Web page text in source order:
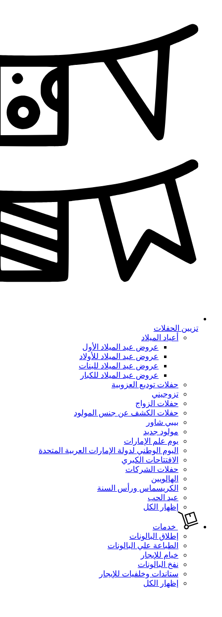
تزيين الحفلات
أعياد الميلاد
عروض عيد الميلاد الأول
عروض عيد الميلاد للأولاد
عروض عيد الميلاد للبنات
عروض عيد الميلاد للكبار
حفلات توديع العزوبية
تزوجيني
حفلات الزواج
حفلات الكشف عن جنس المولود
بيبي شاور
مولود جديد
يوم علم الإمارات
اليوم الوطني لدولة الإمارات العربية المتحدة
الافتتاحات الكبري
حفلات الشركات
الهالويين
الكريسماس ورأس السنة
عيد الحب
إظهار الكل
خدمات
إطلاق البالونات
الطباعة علي البالونات
خيام للإيجار
نفخ البالونات
ستاندات وخلفيات للإيجار
إظهار الكل